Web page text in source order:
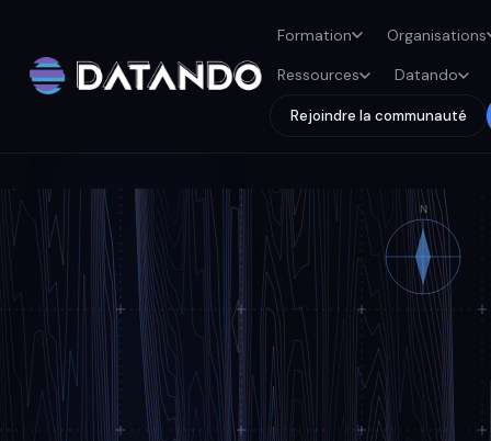
Formation Organisations
Ressources Datando
Rejoindre la communauté